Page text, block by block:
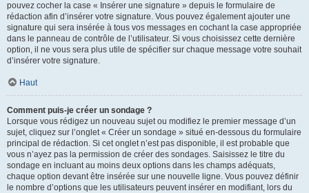
pouvez cocher la case « Insérer une signature » depuis le formulaire de
rédaction afin d’insérer votre signature. Vous pouvez également ajouter une
signature qui sera insérée à tous vos messages en cochant la case appropriée
dans le panneau de contrôle de l’utilisateur. Si vous choisissez cette dernière
option, il ne vous sera plus utile de spécifier sur chaque message votre souhait
d’insérer votre signature.
Haut
Comment puis-je créer un sondage ?
Lorsque vous rédigez un nouveau sujet ou modifiez le premier message d’un
sujet, cliquez sur l’onglet « Créer un sondage » situé en-dessous du formulaire
principal de rédaction. Si cet onglet n’est pas disponible, il est probable que
vous n’ayez pas la permission de créer des sondages. Saisissez le titre du
sondage en incluant au moins deux options dans les champs adéquats,
chaque option devant être insérée sur une nouvelle ligne. Vous pouvez définir
le nombre d’options que les utilisateurs peuvent insérer en modifiant, lors du